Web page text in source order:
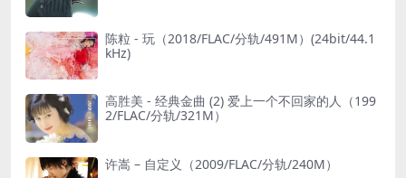
陈粒 - 玩（2018/FLAC/分轨/491M）(24bit/44.1
kHz)
高胜美 - 经典金曲 (2) 爱上一个不回家的人（199
2/FLAC/分轨/321M）
许嵩 – 自定义（2009/FLAC/分轨/240M）